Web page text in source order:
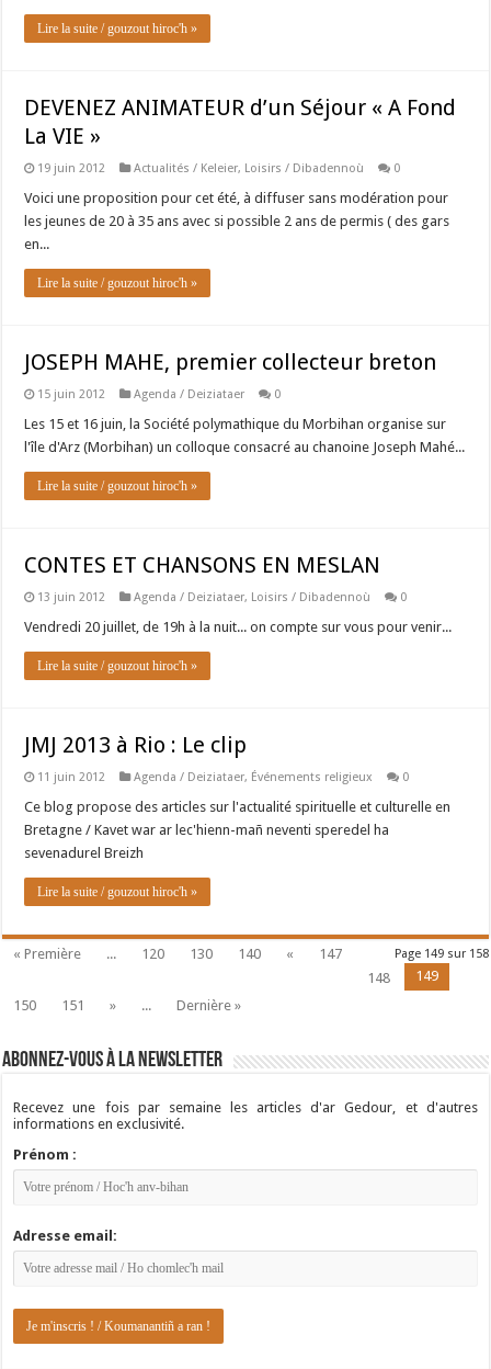
Lire la suite / gouzout hiroc'h »
DEVENEZ ANIMATEUR d’un Séjour « A Fond
La VIE »
19 juin 2012 Actualités / Keleier, Loisirs / Dibadennoù 0
Voici une proposition pour cet été, à diffuser sans modération pour
les jeunes de 20 à 35 ans avec si possible 2 ans de permis ( des gars
en...
Lire la suite / gouzout hiroc'h »
JOSEPH MAHE, premier collecteur breton
15 juin 2012 Agenda / Deiziataer 0
Les 15 et 16 juin, la Société polymathique du Morbihan organise sur
l'île d'Arz (Morbihan) un colloque consacré au chanoine Joseph Mahé...
Lire la suite / gouzout hiroc'h »
CONTES ET CHANSONS EN MESLAN
13 juin 2012 Agenda / Deiziataer, Loisirs / Dibadennoù 0
Vendredi 20 juillet, de 19h à la nuit... on compte sur vous pour venir...
Lire la suite / gouzout hiroc'h »
JMJ 2013 à Rio : Le clip
11 juin 2012 Agenda / Deiziataer, Événements religieux 0
Ce blog propose des articles sur l'actualité spirituelle et culturelle en
Bretagne / Kavet war ar lec'hienn-mañ neventi speredel ha
sevenadurel Breizh
Lire la suite / gouzout hiroc'h »
Page 149 sur 158
« Première ... 120 130 140 «
147
148
149
150
151 » ... Dernière »
Abonnez-vous à la newsletter
Recevez une fois par semaine les articles d'ar Gedour, et d'autres
informations en exclusivité.
Prénom :
Adresse email: